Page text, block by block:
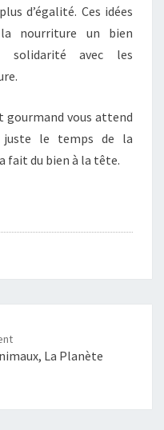
d’égalité. Ces idées
nourriture un bien
solidarité avec les
vous attend
juste le temps de la
fait du bien à la tête.
La Planète